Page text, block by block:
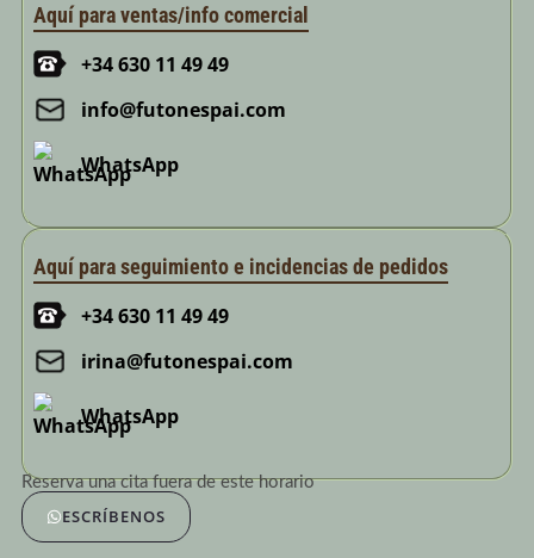
Aquí para ventas/info comercial
+34 630 11 49 49
info@futonespai.com
WhatsApp
Aquí para seguimiento e incidencias de pedidos
+34 630 11 49 49
irina@futonespai.com
WhatsApp
Reserva una cita fuera de este horario
ESCRÍBENOS